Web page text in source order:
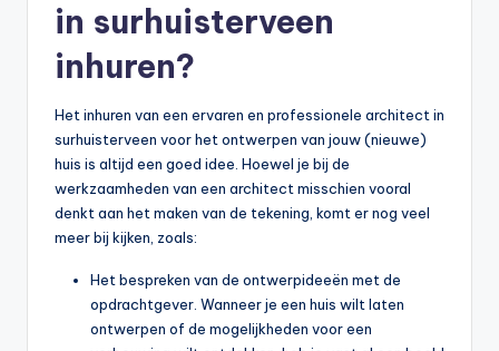
in surhuisterveen
inhuren?
Het inhuren van een ervaren en professionele architect in
surhuisterveen voor het ontwerpen van jouw (nieuwe)
huis is altijd een goed idee. Hoewel je bij de
werkzaamheden van een architect misschien vooral
denkt aan het maken van de tekening, komt er nog veel
meer bij kijken, zoals:
Het bespreken van de ontwerpideeën met de
opdrachtgever. Wanneer je een huis wilt laten
ontwerpen of de mogelijkheden voor een